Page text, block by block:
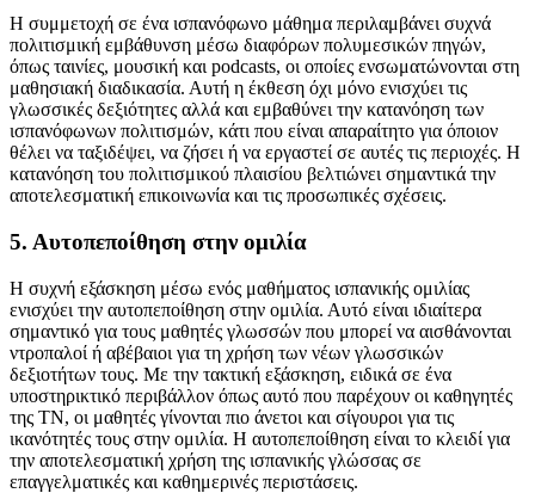
Η συμμετοχή σε ένα ισπανόφωνο μάθημα περιλαμβάνει συχνά
πολιτισμική εμβάθυνση μέσω διαφόρων πολυμεσικών πηγών,
όπως ταινίες, μουσική και podcasts, οι οποίες ενσωματώνονται στη
μαθησιακή διαδικασία. Αυτή η έκθεση όχι μόνο ενισχύει τις
γλωσσικές δεξιότητες αλλά και εμβαθύνει την κατανόηση των
ισπανόφωνων πολιτισμών, κάτι που είναι απαραίτητο για όποιον
θέλει να ταξιδέψει, να ζήσει ή να εργαστεί σε αυτές τις περιοχές. Η
κατανόηση του πολιτισμικού πλαισίου βελτιώνει σημαντικά την
αποτελεσματική επικοινωνία και τις προσωπικές σχέσεις.
5. Αυτοπεποίθηση στην ομιλία
Η συχνή εξάσκηση μέσω ενός μαθήματος ισπανικής ομιλίας
ενισχύει την αυτοπεποίθηση στην ομιλία. Αυτό είναι ιδιαίτερα
σημαντικό για τους μαθητές γλωσσών που μπορεί να αισθάνονται
ντροπαλοί ή αβέβαιοι για τη χρήση των νέων γλωσσικών
δεξιοτήτων τους. Με την τακτική εξάσκηση, ειδικά σε ένα
υποστηρικτικό περιβάλλον όπως αυτό που παρέχουν οι καθηγητές
της ΤΝ, οι μαθητές γίνονται πιο άνετοι και σίγουροι για τις
ικανότητές τους στην ομιλία. Η αυτοπεποίθηση είναι το κλειδί για
την αποτελεσματική χρήση της ισπανικής γλώσσας σε
επαγγελματικές και καθημερινές περιστάσεις.